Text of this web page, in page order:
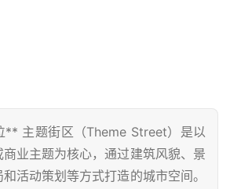
** 主题街区（Theme Street）是以
业主题为核心，通过建筑风貌、景
活动策划等方式打造的城市空间。